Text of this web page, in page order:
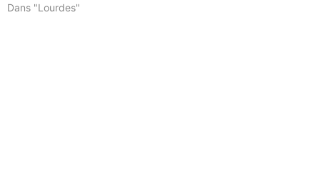
Dans "Lourdes"